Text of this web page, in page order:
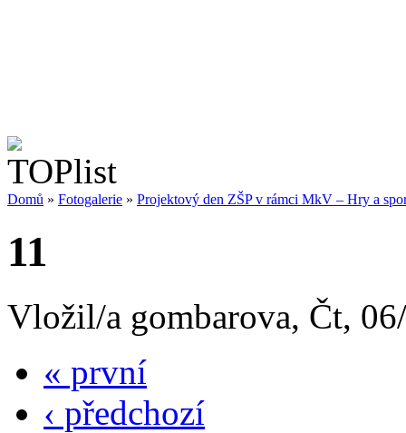
Domů » Fotogalerie » Projektový den ZŠP v rámci MkV – Hry a
11
Vložil/a gombarova, Čt,
« první
‹ předchozí